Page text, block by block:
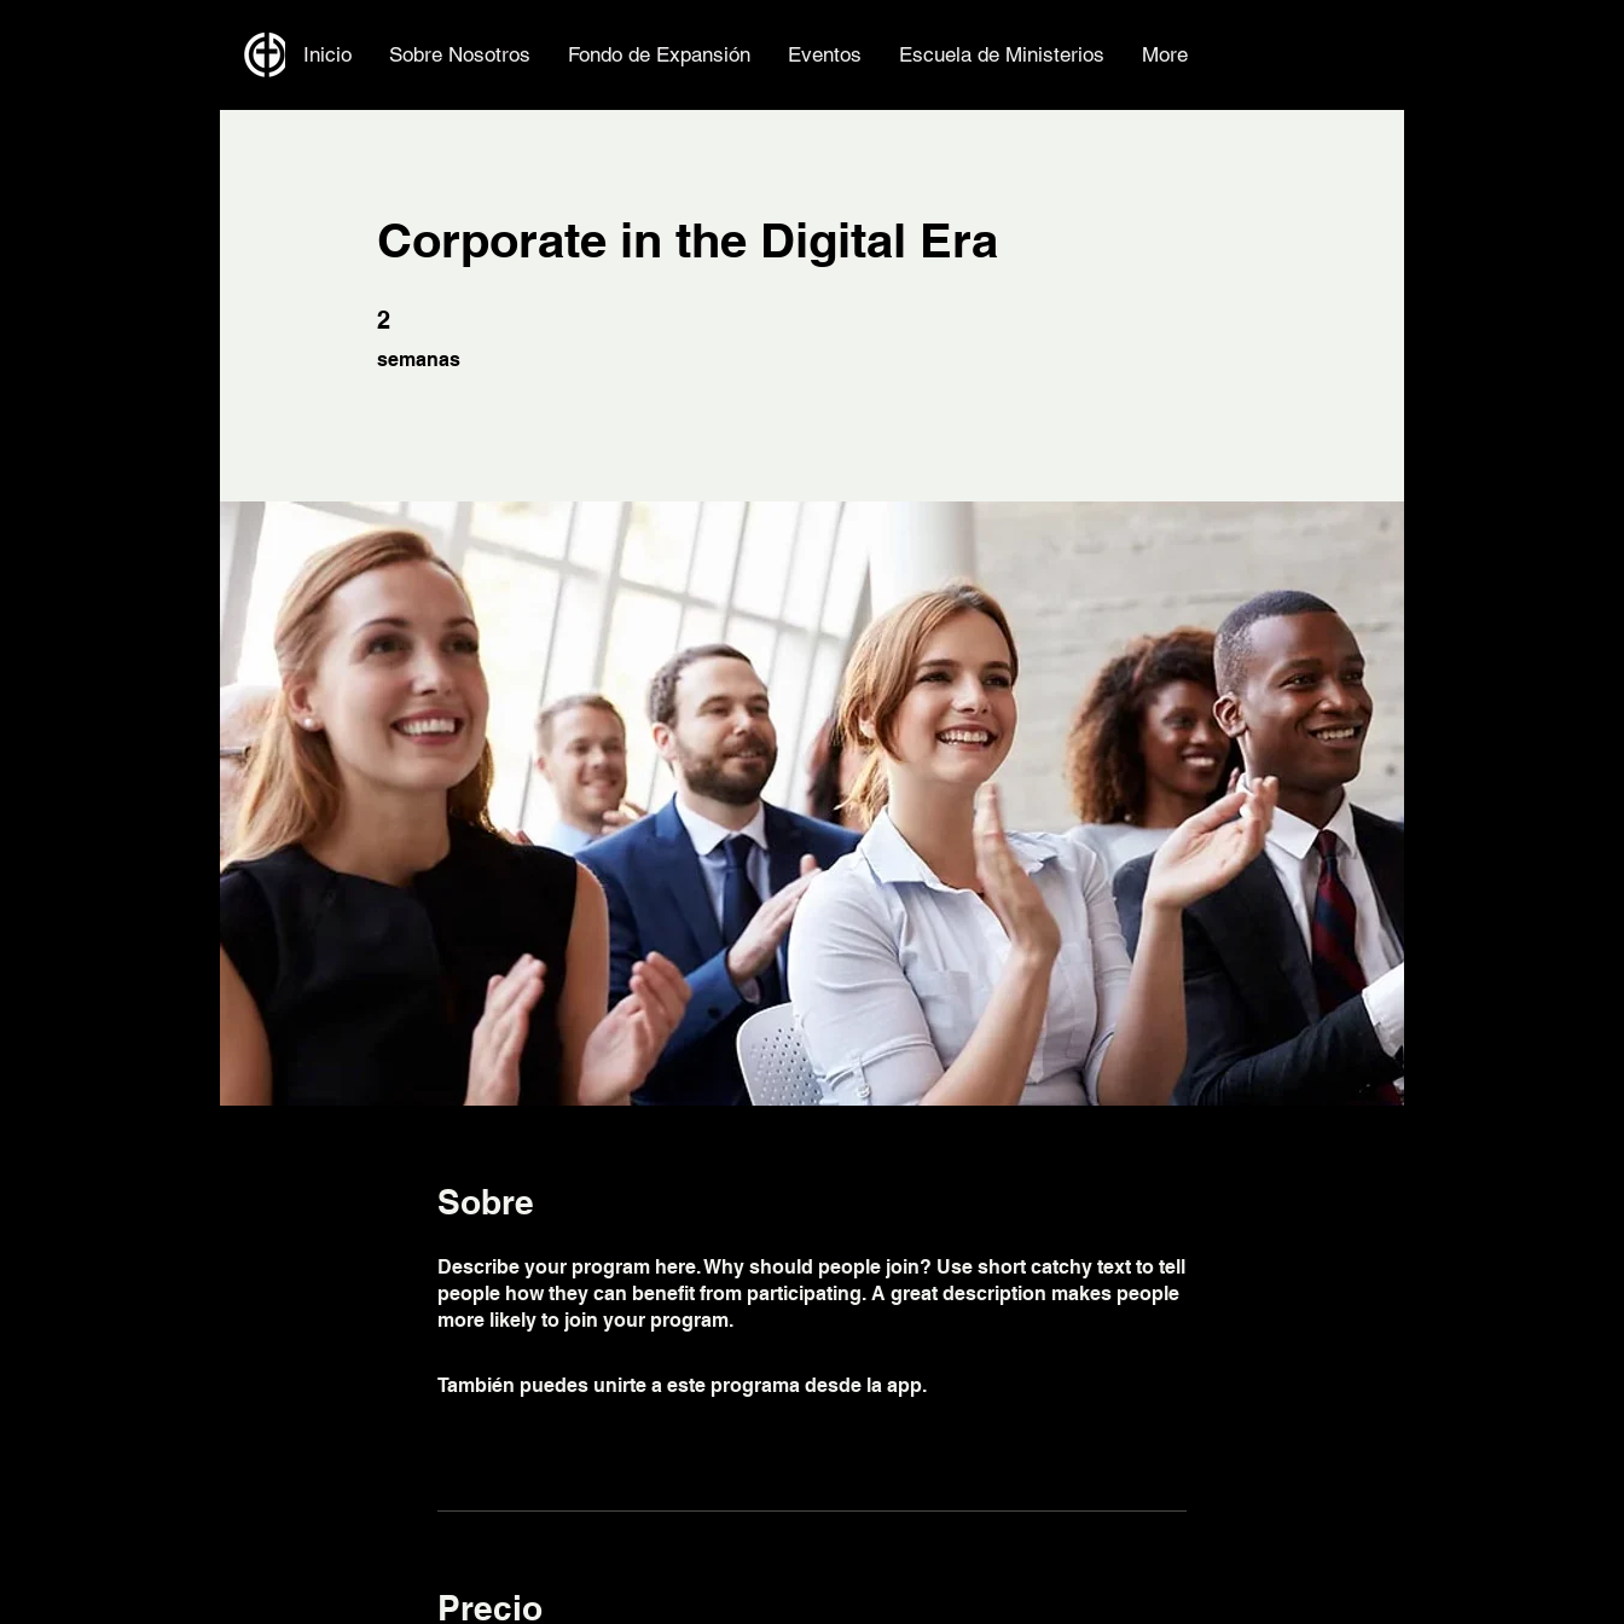
Inicio Sobre Nosotros Fondo de Expansión Eventos Escuela de Ministerios More
Corporate in the Digital Era
2
semanas
2 semanas
Sobre
Describe your program here. Why should people join? Use short catchy text to tell
people how they can benefit from participating. A great description makes people
more likely to join your program.
También puedes unirte a este programa desde la app.
Precio